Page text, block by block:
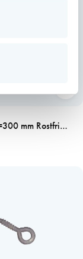
mm Rostfri